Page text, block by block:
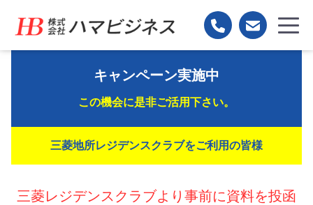
キャンペーン実施中
この機会に是非ご活用下さい。
三菱地所レジデンスクラブをご利用の皆様
三菱レジデンスクラブより事前に資料を投函